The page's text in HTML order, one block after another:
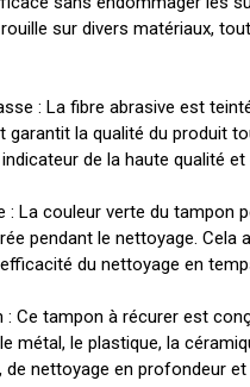
sur divers matériaux,
: La fibre abrasive est
garantit la qualité du produit
de la haute qualité
: La couleur verte du tampon
pendant le nettoyage.
du nettoyage en
: Ce tampon à récurer est
métal, le plastique, la
de nettoyage en profondeur